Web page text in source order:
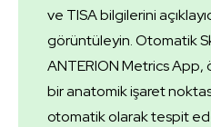
ve TISA bilgilerini
görüntüleyin. Otomatik
ANTERION Metrics
bir anatomik işaret
otomatik olarak tespit